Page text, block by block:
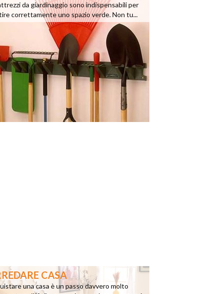
da giardinaggio sono indispensabili per
correttamente uno spazio verde. Non tu...
CASA
una casa è un passo davvero molto